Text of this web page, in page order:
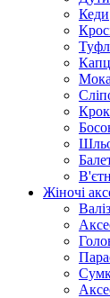
Кеди
Жіночі